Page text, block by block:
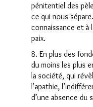
pénitentiel des
ce qui nous
connaissance et à
paix.
8. En plus des
du moins les plus
la société, qui
l’apathie,
d’une absence du